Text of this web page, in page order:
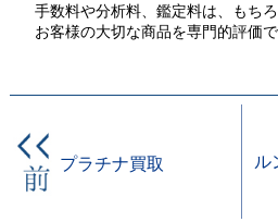
手数料や分析料、鑑定料は、もちろ
お客様の大切な商品を専門的評価
プラチナ買取